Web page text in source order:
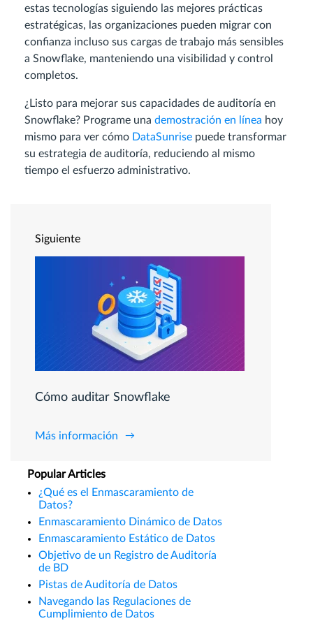
estas tecnologías siguiendo las mejores prácticas
estratégicas, las organizaciones pueden migrar con
confianza incluso sus cargas de trabajo más sensibles
a Snowflake, manteniendo una visibilidad y control
completos.
¿Listo para mejorar sus capacidades de auditoría en
Snowflake? Programe una demostración en línea hoy
mismo para ver cómo DataSunrise puede transformar
su estrategia de auditoría, reduciendo al mismo
tiempo el esfuerzo administrativo.
Siguiente
Cómo auditar Snowflake
Más información
Popular Articles
¿Qué es el Enmascaramiento de
Datos?
Enmascaramiento Dinámico de Datos
Enmascaramiento Estático de Datos
Objetivo de un Registro de Auditoría
de BD
Pistas de Auditoría de Datos
Navegando las Regulaciones de
Cumplimiento de Datos